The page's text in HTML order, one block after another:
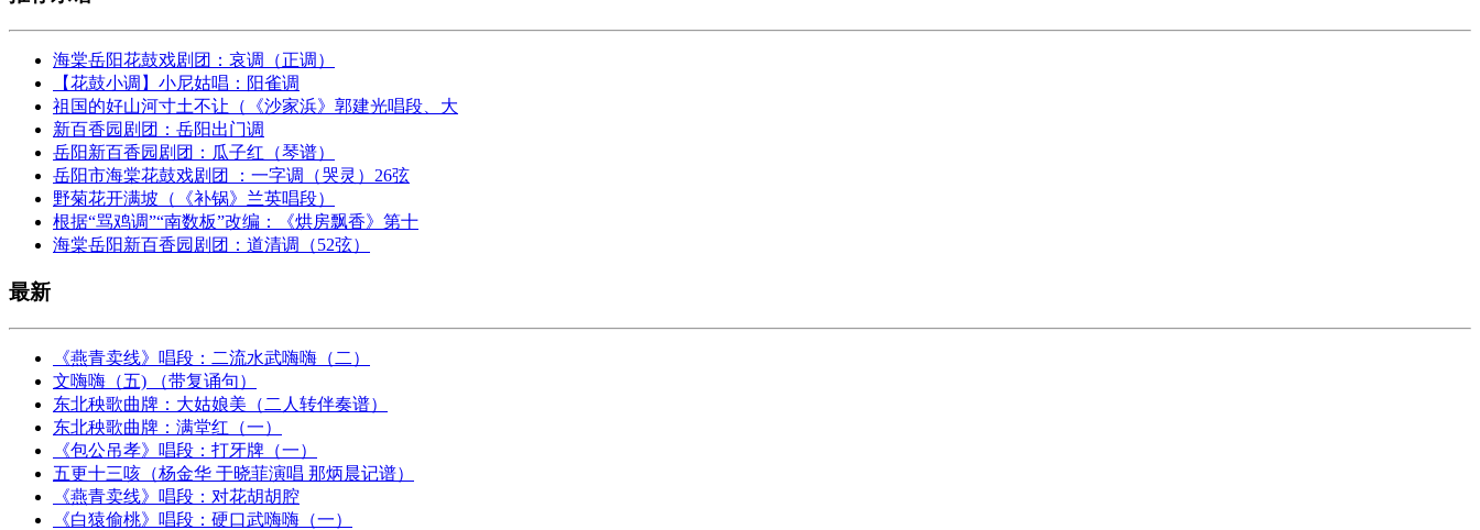
海棠岳阳花鼓戏剧团：哀调（正调）
【花鼓小调】小尼姑唱：阳雀调
祖国的好山河寸土不让（《沙家浜》郭建光唱段、大
新百香园剧团：岳阳出门调
岳阳新百香园剧团：瓜子红（琴谱）
岳阳市海棠花鼓戏剧团 ：一字调（哭灵）26弦
野菊花开满坡（《补锅》兰英唱段）
根据“骂鸡调”“南数板”改编：《烘房飘香》第十
海棠岳阳新百香园剧团：道清调（52弦）
最新
《燕青卖线》唱段：二流水武嗨嗨（二）
文嗨嗨（五) （带复诵句）
东北秧歌曲牌：大姑娘美（二人转伴奏谱）
东北秧歌曲牌：满堂红（一）
《包公吊孝》唱段：打牙牌（一）
五更十三咳（杨金华 于晓菲演唱 那炳晨记谱）
《燕青卖线》唱段：对花胡胡腔
《白猿偷桃》唱段：硬口武嗨嗨（一）